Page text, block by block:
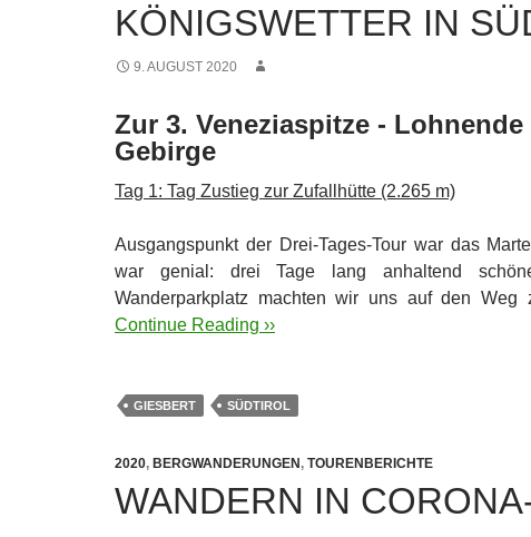
KÖNIGSWETTER IN
9. AUGUST 2020
Zur 3. Veneziaspitze -
Gebirge
Tag 1: Tag Zustieg zur Zufallhütte (2.265 m)
Ausgangspunkt der Drei-Tages-Tour war das
war genial: drei Tage lang anhaltend
Wanderparkplatz machten wir uns auf den Weg
Continue Reading ››
GIESBERT SÜDTIROL
2020, BERGWANDERUNGEN, TOURENBERICHTE
WANDERN IN